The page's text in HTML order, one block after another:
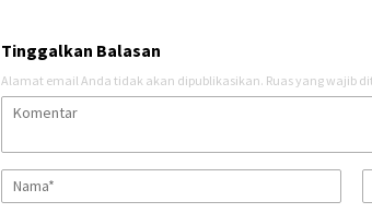
Tinggalkan Balasan
Alamat email Anda tidak akan dipublikasikan. Ruas yang wajib